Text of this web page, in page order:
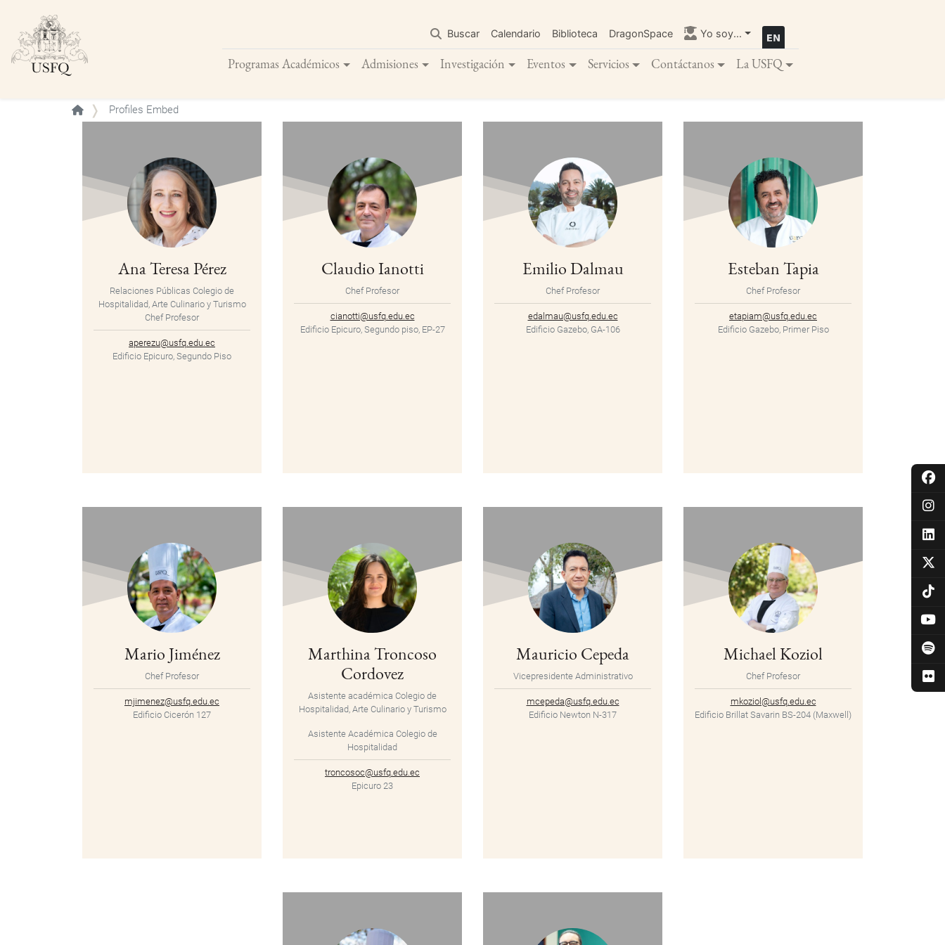
contenido
principal
Buscar Calendario Biblioteca DragonSpace Yo soy...
Programas Académicos Admisiones Investigación Eventos Servicios Contáctanos La USFQ
Buscar
Profiles Embed
Ana Teresa Pérez
Relaciones Públicas Colegio de
Hospitalidad, Arte Culinario y Turismo
Chef Profesor
aperezu@usfq.edu.ec
Edificio Epicuro, Segundo Piso
Claudio Ianotti
Chef Profesor
cianotti@usfq.edu.ec
Edificio Epicuro, Segundo piso, EP-27
Emilio Dalmau
Chef Profesor
edalmau@usfq.edu.ec
Edificio Gazebo, GA-106
Esteban Tapia
Chef Profesor
etapiam@usfq.edu.ec
Edificio Gazebo, Primer Piso
Mario Jiménez
Chef Profesor
mjimenez@usfq.edu.ec
Edificio Cicerón 127
Marthina Troncoso
Cordovez
Asistente académica Colegio de
Hospitalidad, Arte Culinario y Turismo
Asistente Académica Colegio de
Hospitalidad
troncosoc@usfq.edu.ec
Epicuro 23
Mauricio Cepeda
Vicepresidente Administrativo
mcepeda@usfq.edu.ec
Edificio Newton N-317
Michael Koziol
Chef Profesor
mkoziol@usfq.edu.ec
Edificio Brillat Savarin BS-204 (Maxwell)